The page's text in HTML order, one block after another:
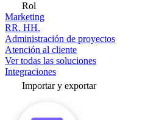
Rol
Marketing
RR. HH.
Administración de proyectos
Atención al cliente
Ver todas las soluciones
Integraciones
Importar y exportar